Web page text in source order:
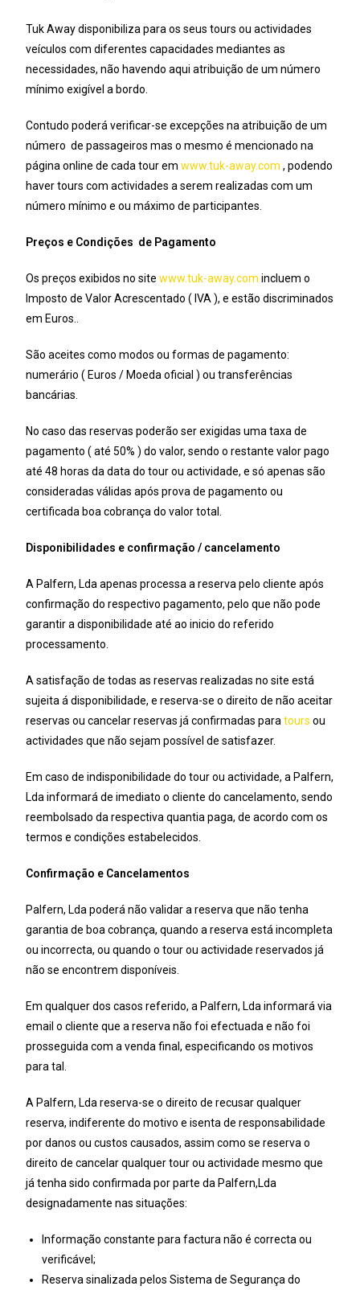
Tuk Away disponibiliza para os seus tours ou actividades
veículos com diferentes capacidades mediantes as
necessidades, não havendo aqui atribuição de um número
mínimo exigível a bordo.
Contudo poderá verificar-se excepções na atribuição de um
número de passageiros mas o mesmo é mencionado na
página online de cada tour emwww.tuk-away.com , podendo
haver tours com actividades a serem realizadas com um
número mínimo e ou máximo de participantes.
Preços e Condições de Pagamento
Os preços exibidos no sitewww.tuk-away.com incluem o
Imposto de Valor Acrescentado ( IVA ), e estão discriminados
em Euros..
São aceites como modos ou formas de pagamento:
numerário ( Euros / Moeda oficial ) ou transferências
bancárias.
No caso das reservas poderão ser exigidas uma taxa de
pagamento ( até 50% ) do valor, sendo o restante valor pago
até 48 horas da data do tour ou actividade, e só apenas são
consideradas válidas após prova de pagamento ou
certificada boa cobrança do valor total.
Disponibilidades e confirmação / cancelamento
A Palfern, Lda apenas processa a reserva pelo cliente após
confirmação do respectivo pagamento, pelo que não pode
garantir a disponibilidade até ao inicio do referido
processamento.
A satisfação de todas as reservas realizadas no site está
sujeita á disponibilidade, e reserva-se o direito de não aceitar
reservas ou cancelar reservas já confirmadas paratours ou
actividades que não sejam possível de satisfazer.
Em caso de indisponibilidade do tour ou actividade, a Palfern,
Lda informará de imediato o cliente do cancelamento, sendo
reembolsado da respectiva quantia paga, de acordo com os
termos e condições estabelecidos.
Confirmação e Cancelamentos
Palfern, Lda poderá não validar a reserva que não tenha
garantia de boa cobrança, quando a reserva está incompleta
ou incorrecta, ou quando o tour ou actividade reservados já
não se encontrem disponíveis.
Em qualquer dos casos referido, a Palfern, Lda informará via
email o cliente que a reserva não foi efectuada e não foi
prosseguida com a venda final, especificando os motivos
para tal.
A Palfern, Lda reserva-se o direito de recusar qualquer
reserva, indiferente do motivo e isenta de responsabilidade
por danos ou custos causados, assim como se reserva o
direito de cancelar qualquer tour ou actividade mesmo que
já tenha sido confirmada por parte da Palfern,Lda
designadamente nas situações:
Informação constante para factura não é correcta ou
verificável;
Reserva sinalizada pelos Sistema de Segurança do